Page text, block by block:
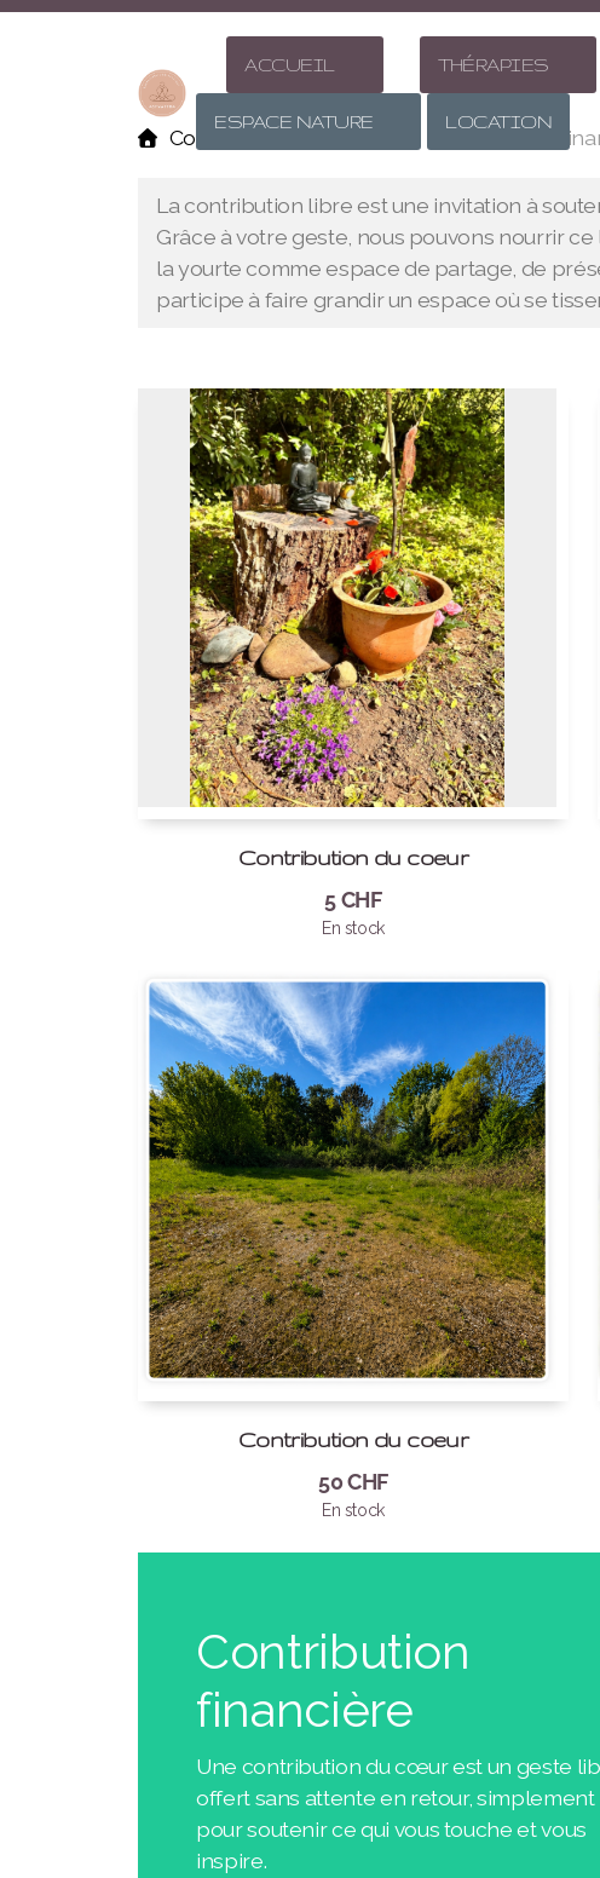
ACCUEIL THÉRAPIES
ESPACE NATURE LOCATION
Contribution Financière Contribution
La contribution libre est une invitation à
Grâce à votre geste, nous pouvons nourrir
la yourte comme espace de partage, de
participe à faire grandir un espace où se
Contribution du coeur
5CHF
En stock
Contribution du coeur
50CHF
En stock
Contribution
financière
Une contribution du cœur est un geste
offert sans attente en retour, simplement
pour soutenir ce qui vous touche et vous
inspire.